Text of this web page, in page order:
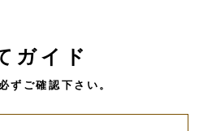
ガイド
ずご確認下さい。